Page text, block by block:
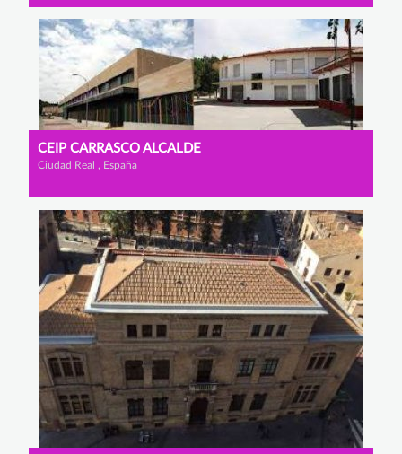
CEIP CARRASCO ALCALDE
Ciudad Real , España